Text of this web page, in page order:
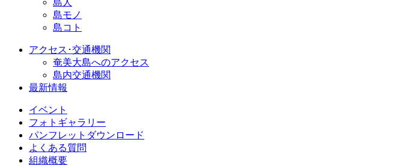
島モノ
島コト
アクセス･交通機関
奄美大島へのアクセス
島内交通機関
最新情報
イベント
フォトギャラリー
パンフレットダウンロード
よくある質問
組織概要